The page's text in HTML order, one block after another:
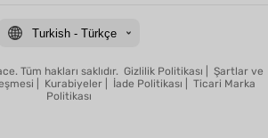
Turkish - Türkçe
Tüm hakları saklıdır. Gizlilik Politikası
Şartlar ve
Kurabiyeler İade Politikası
Ticari Marka
Politikası